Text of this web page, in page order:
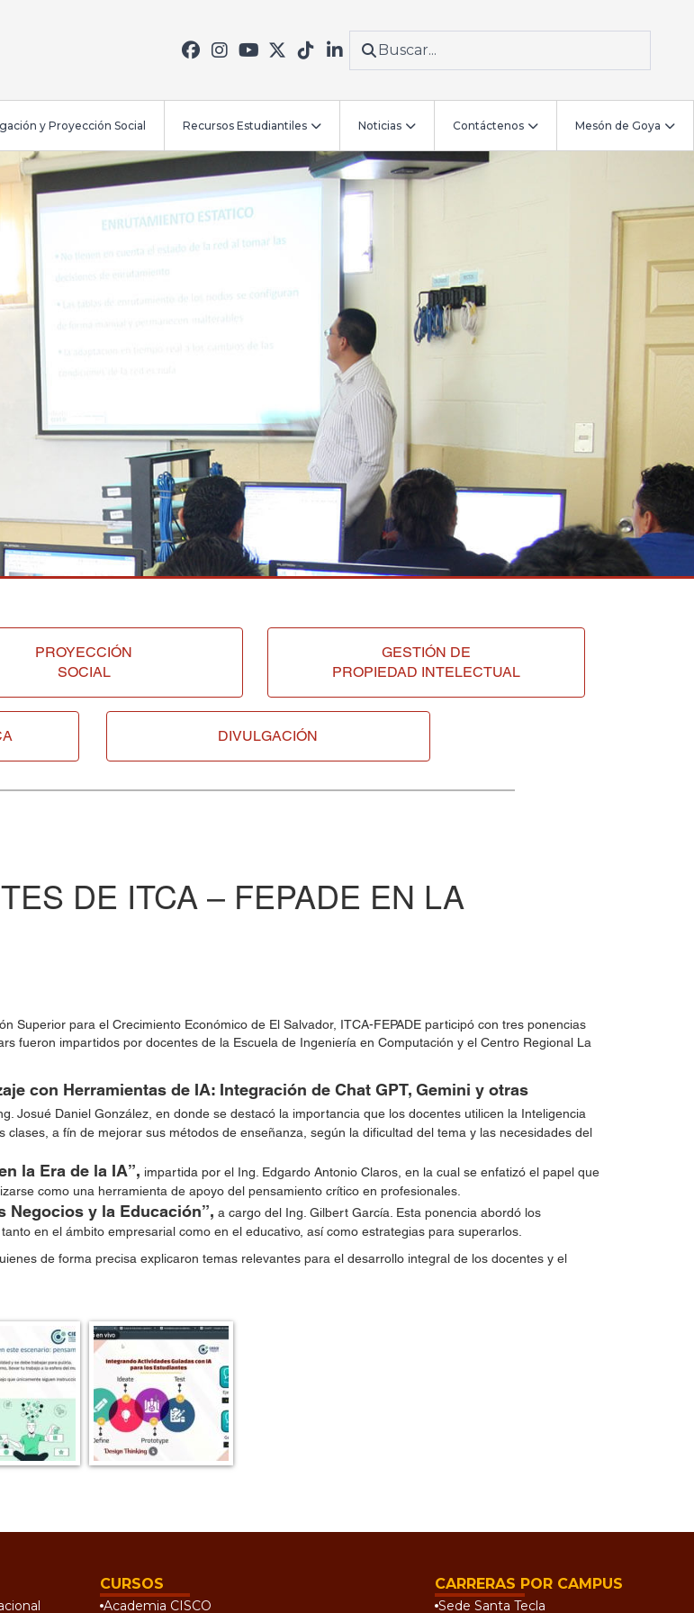
y Proyección Social Recursos Estudiantiles Noticias Contáctenos Mesón de Goya
PROYECCIÓN
SOCIAL
GESTIÓN DE
PROPIEDAD INTELECTUAL
DIVULGACIÓN
DE ITCA – FEPADE EN LA
Superior para el Crecimiento Económico de El Salvador, ITCA-FEPADE participó con tres ponencias
fueron impartidos por docentes de la Escuela de Ingeniería en Computación y el Centro Regional La
con Herramientas de IA: Integración de Chat GPT, Gemini y otras
Josué Daniel González, en donde se destacó la importancia que los docentes utilicen la Inteligencia
a fín de mejorar sus métodos de enseñanza, según la dificultad del tema y las necesidades del
la Era de la IA”, impartida por el Ing. Edgardo Antonio Claros, en la cual se enfatizó el papel que
como una herramienta de apoyo del pensamiento crítico en profesionales.
Negocios y la Educación”, a cargo del Ing. Gilbert García. Esta ponencia abordó los
en el ámbito empresarial como en el educativo, así como estrategias para superarlos.
de forma precisa explicaron temas relevantes para el desarrollo integral de los docentes y el
CURSOS
Academia CISCO
CARRERAS POR CAMPUS
Sede Santa Tecla